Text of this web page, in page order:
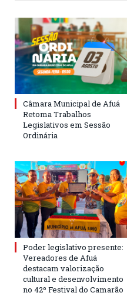
Câmara Municipal de Afuá
Retoma Trabalhos
Legislativos em Sessão
Ordinária
Poder legislativo presente:
Vereadores de Afuá
destacam valorização
cultural e desenvolvimento
no 42º Festival do Camarão